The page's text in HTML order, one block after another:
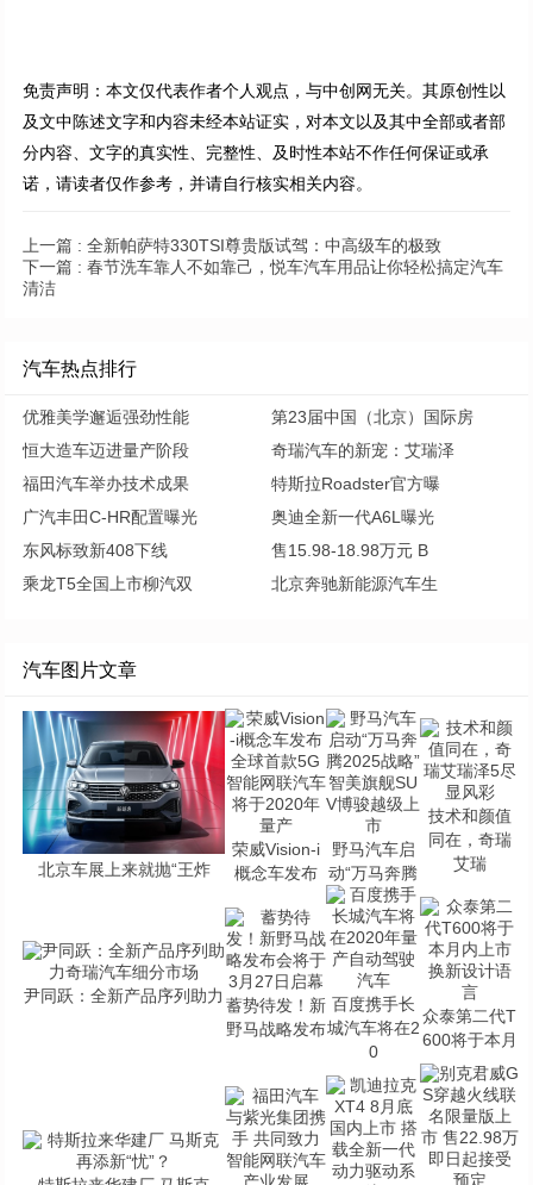
免责声明：本文仅代表作者个人观点，与中创网无关。其原创性以
及文中陈述文字和内容未经本站证实，对本文以及其中全部或者部
分内容、文字的真实性、完整性、及时性本站不作任何保证或承
诺，请读者仅作参考，并请自行核实相关内容。
上一篇 : 全新帕萨特330TSI尊贵版试驾：中高级车的极致
下一篇 : 春节洗车靠人不如靠己，悦车汽车用品让你轻松搞定汽车
清洁
汽车热点排行
优雅美学邂逅强劲性能
第23届中国（北京）国际房
恒大造车迈进量产阶段
奇瑞汽车的新宠：艾瑞泽
福田汽车举办技术成果
特斯拉Roadster官方曝
广汽丰田C-HR配置曝光
奥迪全新一代A6L曝光
东风标致新408下线
售15.98-18.98万元 B
乘龙T5全国上市柳汽双
北京奔驰新能源汽车生
汽车图片文章
北京车展上来就抛“王炸
荣威Vision-i
概念车发布
野马汽车启
动“万马奔腾
技术和颜值
同在，奇瑞
艾瑞
尹同跃：全新产品序列助力 蓄势待发！新
野马战略发布
百度携手长
城汽车将在2
0
众泰第二代T
600将于本月